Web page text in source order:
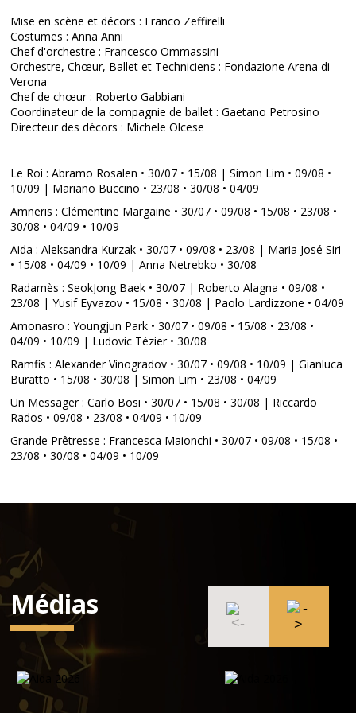
Mise en scène et décors : Franco Zeffirelli
Costumes : Anna Anni
Chef d'orchestre : Francesco Ommassini
Orchestre, Chœur, Ballet et Techniciens : Fondazione Arena di
Verona
Chef de chœur : Roberto Gabbiani
Coordinateur de la compagnie de ballet : Gaetano Petrosino
Directeur des décors : Michele Olcese
Le Roi : Abramo Rosalen • 30/07 • 15/08 | Simon Lim • 09/08 •
10/09 | Mariano Buccino • 23/08 • 30/08 • 04/09
Amneris : Clémentine Margaine • 30/07 • 09/08 • 15/08 • 23/08 •
30/08 • 04/09 • 10/09
Aida : Aleksandra Kurzak • 30/07 • 09/08 • 23/08 | Maria José Siri
• 15/08 • 04/09 • 10/09 | Anna Netrebko • 30/08
Radamès : SeokJong Baek • 30/07 | Roberto Alagna • 09/08 •
23/08 | Yusif Eyvazov • 15/08 • 30/08 | Paolo Lardizzone • 04/09
Amonasro : Youngjun Park • 30/07 • 09/08 • 15/08 • 23/08 •
04/09 • 10/09 | Ludovic Tézier • 30/08
Ramfis : Alexander Vinogradov • 30/07 • 09/08 • 10/09 | Gianluca
Buratto • 15/08 • 30/08 | Simon Lim • 23/08 • 04/09
Un Messager : Carlo Bosi • 30/07 • 15/08 • 30/08 | Riccardo
Rados • 09/08 • 23/08 • 04/09 • 10/09
Grande Prêtresse : Francesca Maionchi • 30/07 • 09/08 • 15/08 •
23/08 • 30/08 • 04/09 • 10/09
Médias